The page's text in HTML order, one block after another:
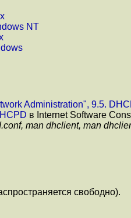
NT
Administration", 9.5.
в Internet Software
man dhclient, man
свободно).